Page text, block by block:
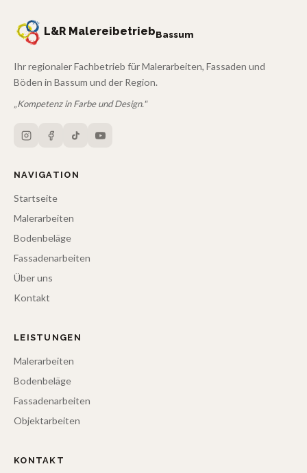
L&R MalereibetriebBassum
Ihr regionaler Fachbetrieb für Malerarbeiten, Fassaden und
Böden in Bassum und der Region.
„Kompetenz in Farbe und Design."
NAVIGATION
Startseite
Malerarbeiten
Bodenbeläge
Fassadenarbeiten
Über uns
Kontakt
LEISTUNGEN
Malerarbeiten
Bodenbeläge
Fassadenarbeiten
Objektarbeiten
KONTAKT